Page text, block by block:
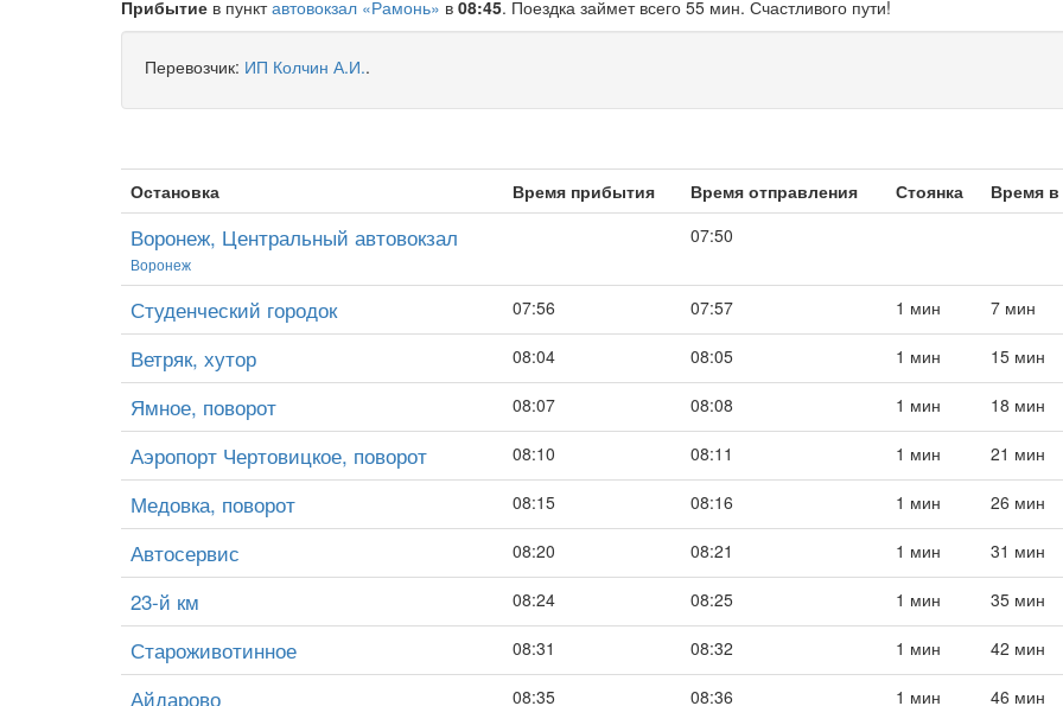
Прибытие в пунктавтовокзал «Рамонь» в 08:45. Поездка займет всего 55 мин. Счастливого пути!
Перевозчик: ИП Колчин А.И..
Остановка Время прибытия Время отправления Стоянка Время в
Воронеж, Центральный автовокзал
Воронеж
07:50
Студенческий городок 07:56 07:57 1 мин 7 мин
Ветряк, хутор 08:04 08:05 1 мин 15 мин
Ямное, поворот 08:07 08:08 1 мин 18 мин
Аэропорт Чертовицкое, поворот 08:10 08:11 1 мин 21 мин
Медовка, поворот 08:15 08:16 1 мин 26 мин
Автосервис 08:20 08:21 1 мин 31 мин
23-й км 08:24 08:25 1 мин 35 мин
Староживотинное 08:31 08:32 1 мин 42 мин
Айдарово 08:35 08:36 1 мин 46 мин